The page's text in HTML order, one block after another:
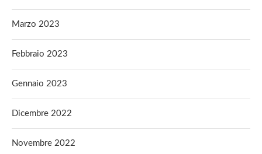
Marzo 2023
Febbraio 2023
Gennaio 2023
Dicembre 2022
Novembre 2022